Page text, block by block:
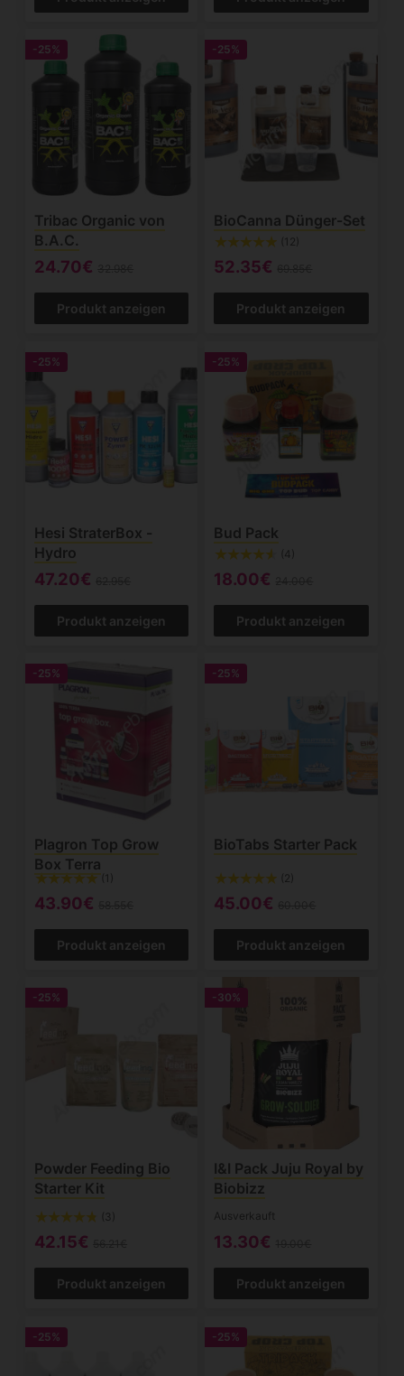
-25%
Tribac Organic von
B.A.C.
24.70€
Produkt anzeigen
-25%
BioCanna Dünger-Set
(12)
52.35€
Produkt anzeigen
-25%
Hesi StraterBox -
Hydro
47.20€
Produkt anzeigen
-25%
Bud Pack
(4)
18.00€
Produkt anzeigen
-25%
Plagron Top Grow
Box Terra
(1)
43.90€
Produkt anzeigen
-25%
BioTabs Starter Pack
(2)
45.00€
Produkt anzeigen
-25%
Powder Feeding Bio
Starter Kit
(3)
42.15€
Produkt anzeigen
-30%
I&I Pack Juju Royal by
Biobizz
Ausverkauft
13.30€
Produkt anzeigen
-25% -25%